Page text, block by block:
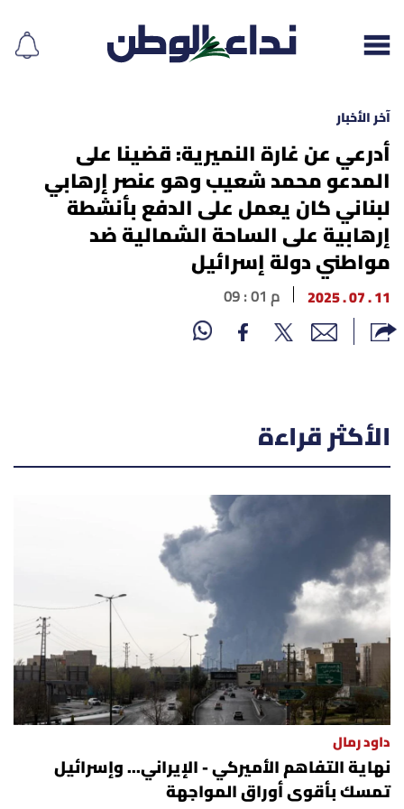
إقرأ الجريدة
لبنان
الغلاف
نداء اليوم
أسرار
متفرقات
خاص الموقع
كتّابنا
تحت المجهر
آراء
اقتصاد
آخر الأخبار
أدرعي عن غارة النميرية: قضينا على
المدعو محمد شعيب وهو عنصر إرهابي
لبناني كان يعمل على الدفع بأنشطة
إرهابية على الساحة الشمالية ضد
مواطني دولة إسرائيل
11 . 07 . 2025 09 : 01 م
الأكثر قراءة
داود رمال
نهاية التفاهم الأميركي - الإيراني... وإسرائيل
تمسك بأقوى أوراق المواجهة